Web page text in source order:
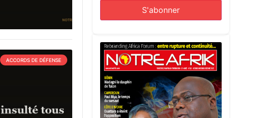
ACCORDS DE DÉFENSE